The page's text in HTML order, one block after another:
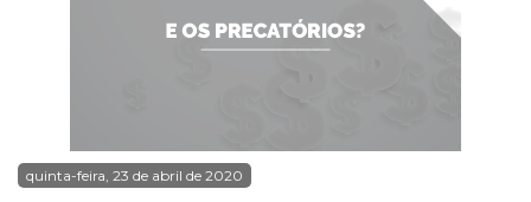
quinta-feira, 23 de abril de 2020